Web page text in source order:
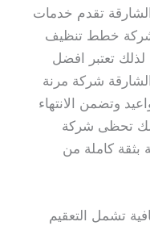
تقدم خدمات
خطط تنظيف
تعتبر افضل
شركة مرنة
وتضمن الانتهاء
تحظى شركة
بثقة كاملة من
تشمل التعقيم